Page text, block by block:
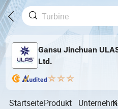
Gansu Jinchuan
Ltd.
StartseiteProdukt